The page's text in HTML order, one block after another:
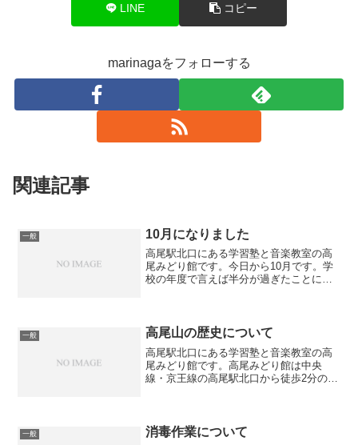
LINE コピー
marinagaをフォローする
関連記事
一般 10月になりました
高尾駅北口にある学習塾と音楽教室の高
尾みどり館です。今日から10月です。学
校の年度で言えば半分が過ぎたことにな
ては運動会、修学旅行、...
一般 高尾山の歴史について
高尾駅北口にある学習塾と音楽教室の高
尾みどり館です。高尾みどり館は中央
線・京王線の高尾駅北口から徒歩2分の所
く、奈良時代中頃（西暦7...
一般 消毒作業について